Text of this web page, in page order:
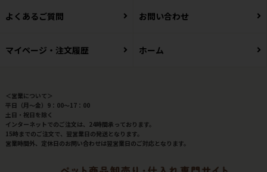
よくあるご質問 お問い合わせ
マイページ・注文履歴 ホーム
＜営業について＞
平日（月～金）9：00～17：00
土日・祝日を除く
インターネットでのご注文は、24時間承っております。
15時までのご注文で、翌営業日の発送となります。
営業時間外、定休日のお問い合わせは翌営業日のご対応となります。